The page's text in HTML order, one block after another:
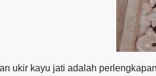
ukir kayu jati adalah